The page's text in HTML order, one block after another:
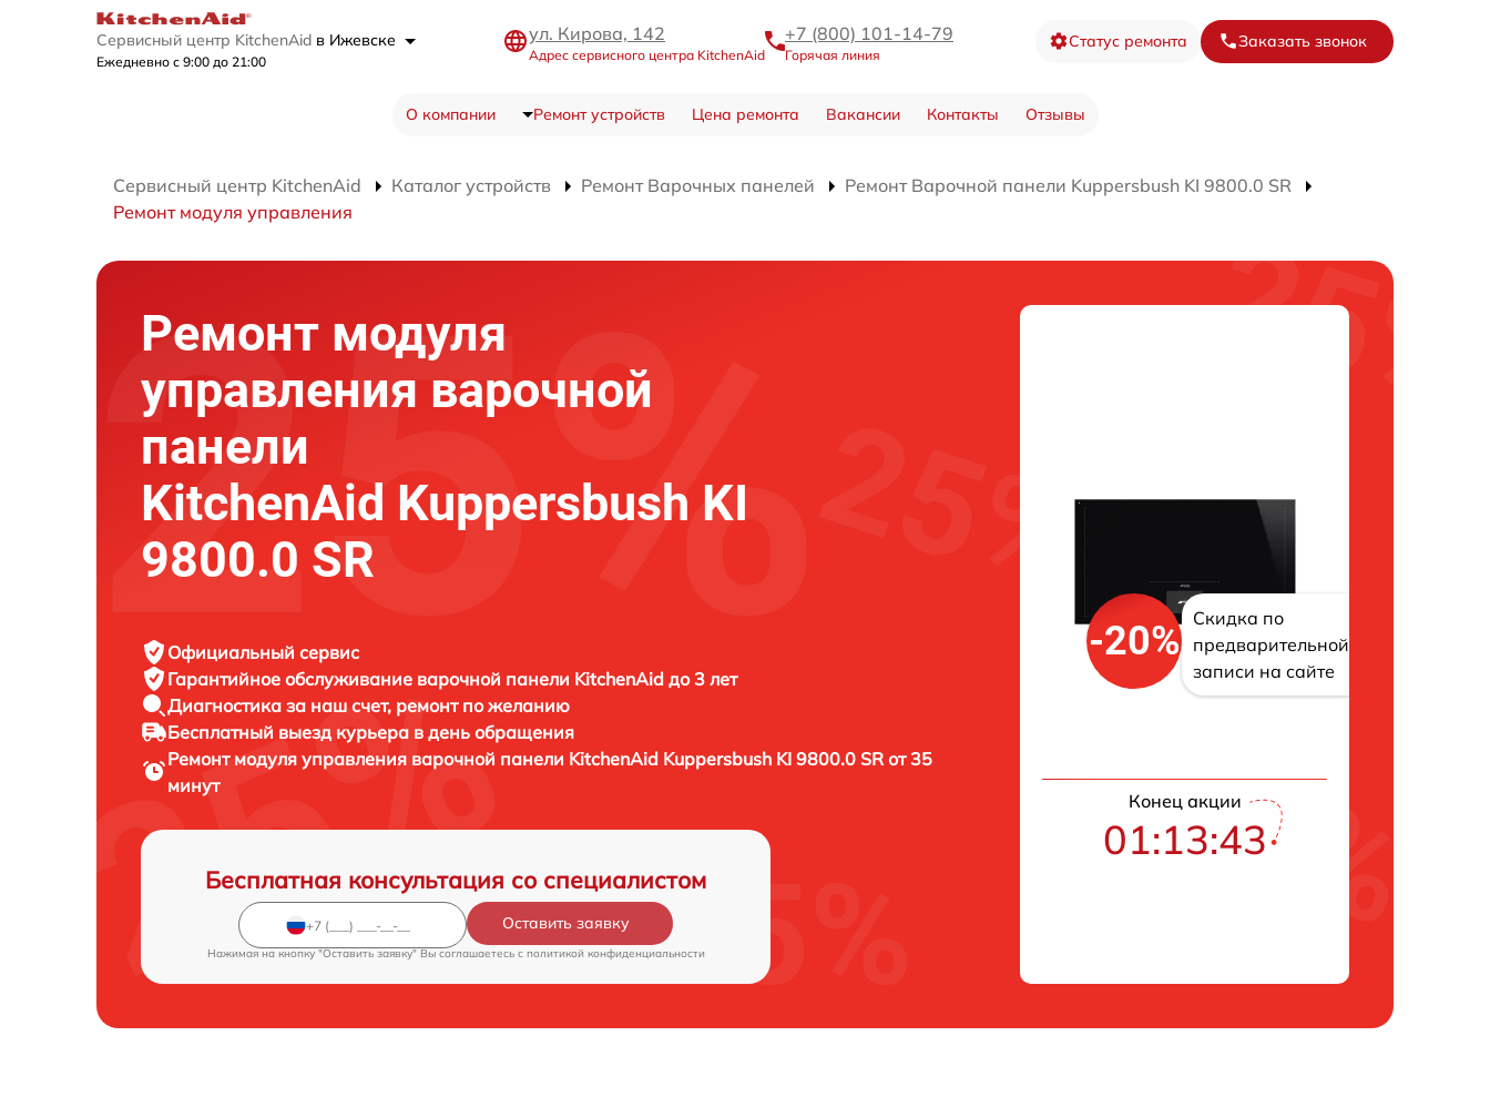
Сервисный центр KitchenAid в Ижевске
Ежедневно с 9:00 до 21:00
ул. Кирова, 142
Адрес сервисного центра KitchenAid
+7 (800) 101-14-79
Горячая линия
Статус ремонта Заказать звонок
О компании Ремонт устройств Цена ремонта Вакансии Контакты Отзывы
Сервисный центр KitchenAid Каталог устройств Ремонт Варочных панелей
Ремонт Варочной панели Kuppersbush KI 9800.0 SR
Ремонт модуля управления
Ремонт модуля
управления варочной
панели
KitchenAid Kuppersbush KI
9800.0 SR
Официальный сервис
Гарантийное обслуживание варочной панели KitchenAid до 3 лет
Диагностика за наш счет, ремонт по желанию
Бесплатный выезд курьера в день обращения
Ремонт модуля управления варочной панели KitchenAid Kuppersbush KI 9800.0 SR от 35
минут
Бесплатная консультация со специалистом
Оставить заявку
Нажимая на кнопку "Оставить заявку" Вы соглашаетесь c политикой конфиденциальности
-20%
Скидка по
предварительной
записи на сайте
Конец акции
01:13:42